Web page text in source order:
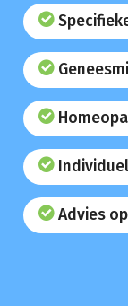
Advies